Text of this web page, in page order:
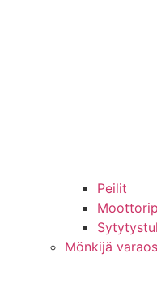
Peilit
Mönkijä